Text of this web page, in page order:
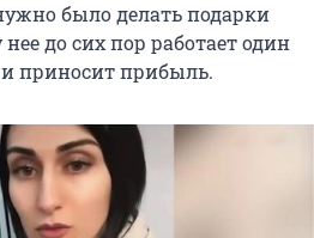
было делать подарки
до сих пор работает один
приносит прибыль.